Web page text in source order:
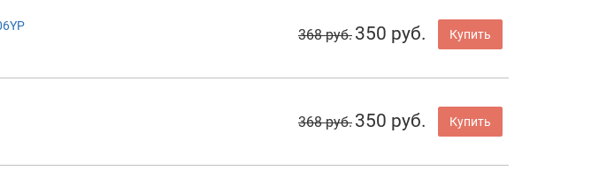
368 руб. 350 руб. Купить
368 руб. 350 руб. Купить